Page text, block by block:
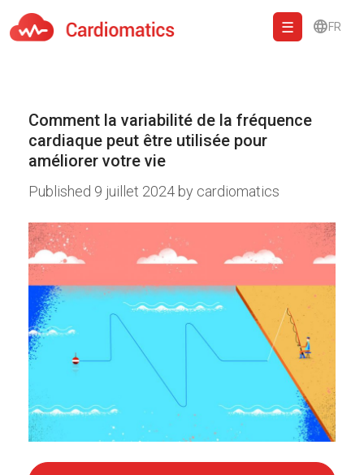
FR
Comment la variabilité de la fréquence
cardiaque peut être utilisée pour
améliorer votre vie
Published 9 juillet 2024 by cardiomatics